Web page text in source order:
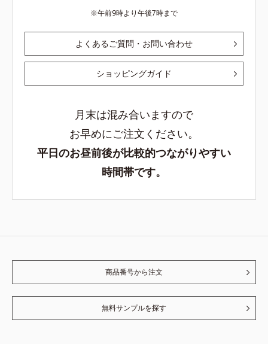
午前9時より午後7時まで
よくあるご質問・お問い合わせ
ショッピングガイド
月末は混み合いますので
お早めにご注文ください。
平日のお昼前後が比較的つながりやすい
時間帯です。
商品番号から注文
無料サンプルを探す